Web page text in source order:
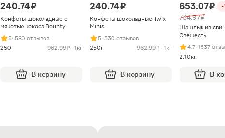
240.74 ₽
Конфеты шоколадные с
мякотью кокоса Bounty
5· 580 отзывов
250г
962.99 ₽ · 1кг
В корзину
240.74 ₽
Конфеты шоколадные Twix
Minis
5· 330 отзывов
250г
962.99 ₽ · 1кг
В корзину
653.07 ₽ -
734.97 ₽
Шашлык из
Свежесть
4.7· 1537
2.10кг
В